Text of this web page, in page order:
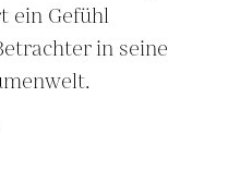
ein Gefühl
in seine